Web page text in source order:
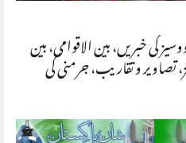
کی خبریں،بین الاقوامی،بین ،تصاویر و تقاریب،جرمنی کی